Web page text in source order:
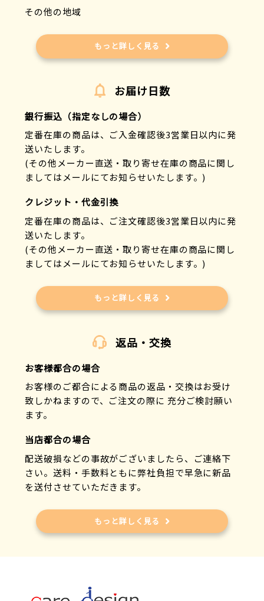
その他の地域
もっと詳しく見る
お届け日数
銀行振込（指定なしの場合）
定番在庫の商品は、ご入金確認後3営業日以内に発
送いたします。
(その他メーカー直送・取り寄せ在庫の商品に関し
ましてはメールにてお知らせいたします。)
クレジット・代金引換
定番在庫の商品は、ご注文確認後3営業日以内に発
送いたします。
(その他メーカー直送・取り寄せ在庫の商品に関し
ましてはメールにてお知らせいたします。)
もっと詳しく見る
返品・交換
お客様都合の場合
お客様のご都合による商品の返品・交換はお受け
致しかねますので、ご注文の際に 充分ご検討願い
ます。
当店都合の場合
配送破損などの事故がございましたら、ご連絡下
さい。送料・手数料ともに弊社負担で早急に新品
を送付させていただきます。
もっと詳しく見る